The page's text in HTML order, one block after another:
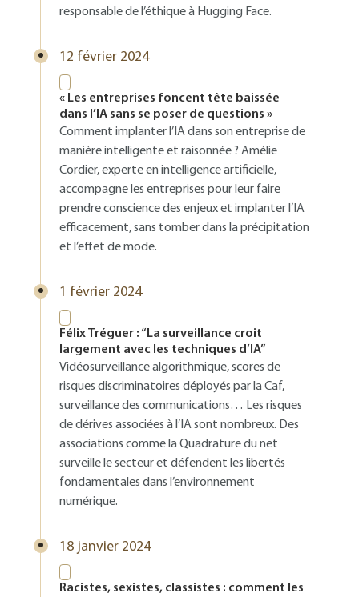
responsable de l’éthique à Hugging Face.
12 février 2024
« Les entreprises foncent tête baissée
dans l’IA sans se poser de questions »
Comment implanter l’IA dans son entreprise de
manière intelligente et raisonnée ? Amélie
Cordier, experte en intelligence artificielle,
accompagne les entreprises pour leur faire
prendre conscience des enjeux et implanter l’IA
efficacement, sans tomber dans la précipitation
et l’effet de mode.
1 février 2024
Félix Tréguer : “La surveillance croit
largement avec les techniques d’IA”
Vidéosurveillance algorithmique, scores de
risques discriminatoires déployés par la Caf,
surveillance des communications… Les risques
de dérives associées à l’IA sont nombreux. Des
associations comme la Quadrature du net
surveille le secteur et défendent les libertés
fondamentales dans l’environnement
numérique.
18 janvier 2024
Racistes, sexistes, classistes : comment les